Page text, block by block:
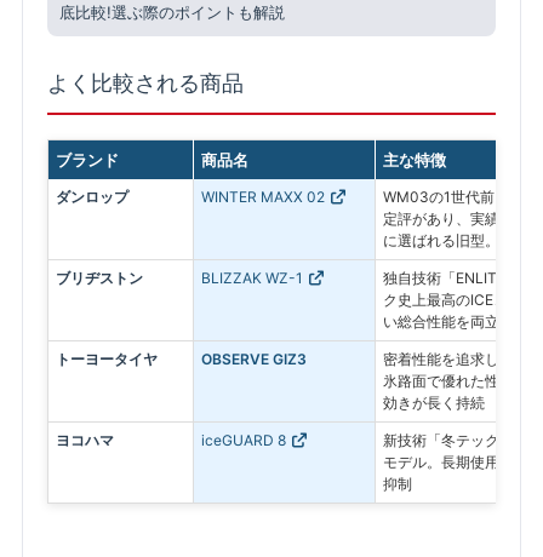
底比較!選ぶ際のポイントも解説
よく比較される商品
ブランド 商品名 主な特徴
ダンロップ WINTER MAXX 02
WM03の1世代前。氷上
定評があり、実績ある
に選ばれる旧型。
ブリヂストン BLIZZAK WZ-1
独自技術「ENLITEN」
ク史上最高のICEコント
い総合性能を両立した
トーヨータイヤ OBSERVE GIZ3
密着性能を追求したプ
氷路面で優れた性能を
効きが長く持続
ヨコハマ iceGUARD 8
新技術「冬テック」で
モデル。長期使用後も
抑制